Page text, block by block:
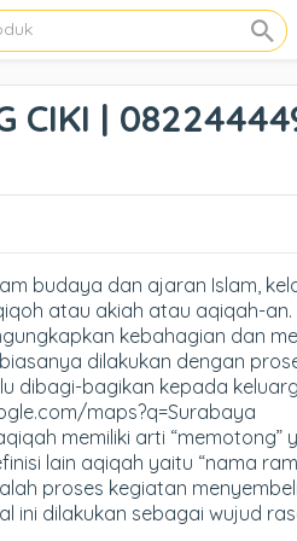
CIKI |
budaya dan ajaran Islam,
atau akiah atau aqiqah-
kebahagian dan
dilakukan dengan
dibagi-bagikan kepada
maps?q=Surabaya
memiliki arti “memotong”
lain aqiqah yaitu “nama
proses kegiatan
ini dilakukan sebagai wujud